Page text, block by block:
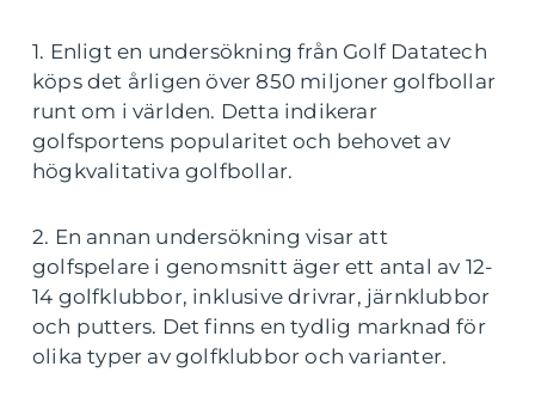
1. Enligt en undersökning från Golf Datatech
köps det årligen över 850 miljoner golfbollar
runt om i världen. Detta indikerar
golfsportens popularitet och behovet av
högkvalitativa golfbollar.
2. En annan undersökning visar att
golfspelare i genomsnitt äger ett antal av 12-
14 golfklubbor, inklusive drivrar, järnklubbor
och putters. Det finns en tydlig marknad för
olika typer av golfklubbor och varianter.